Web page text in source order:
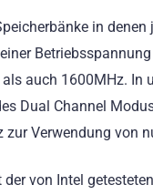
in
auch 1600MHz. In
Dual Channel
Verwendung von
von Intel